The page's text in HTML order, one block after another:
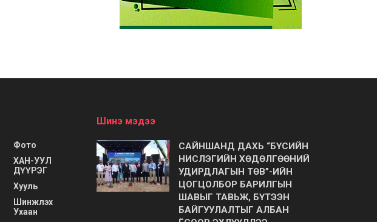
Фото
ХАН-УУЛ
ДҮҮРЭГ
Хууль
Шинжлэх
Ухаан
Шинэ мэдээ
САЙНШАНД ДАХЬ “БҮСИЙН
НИСЛЭГИЙН ХӨДӨЛГӨӨНИЙ
УДИРДЛАГЫН ТӨВ”-ИЙН
ЦОГЦОЛБОР БАРИЛГЫН
ШАВЫГ ТАВЬЖ, БҮТЭЭН
БАЙГУУЛАЛТЫГ АЛБАН